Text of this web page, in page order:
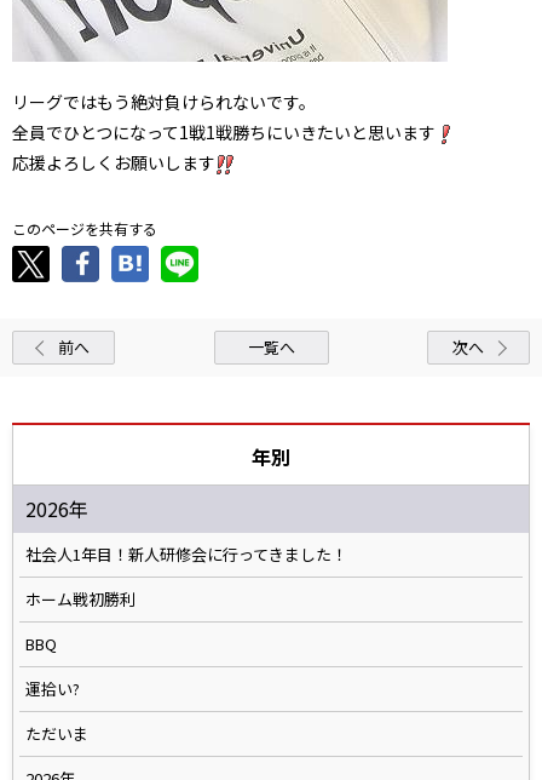
リーグではもう絶対負けられないです。
全員でひとつになって1戦1戦勝ちにいきたいと思います
応援よろしくお願いします
このページを共有する
前へ 一覧へ 次へ
年別
2026年
社会人1年目！新人研修会に行ってきました！
ホーム戦初勝利
BBQ
運拾い?
ただいま